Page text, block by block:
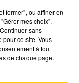
fermer", ou affiner en
mes choix".
sans
pour ce site. Vous
à tout
de chaque page.